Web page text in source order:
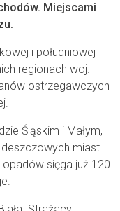
Miejscami
i południowej
regionach woj.
ostrzegawczych
Śląskim i Małym,
miast
opadów sięga już 120